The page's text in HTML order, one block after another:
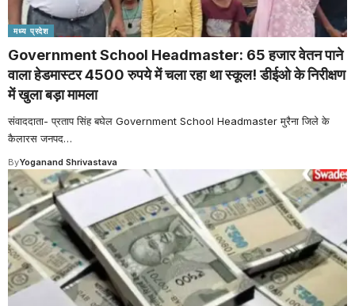
मध्य प्रदेश
Government School Headmaster: 65 हजार वेतन पाने
वाला हेडमास्टर 4500 रुपये में चला रहा था स्कूल! डीईओ के निरीक्षण
में खुला बड़ा मामला
संवाददाता- प्रताप सिंह बघेल Government School Headmaster मुरैना जिले के
कैलारस जनपद…
ByYoganand Shrivastava